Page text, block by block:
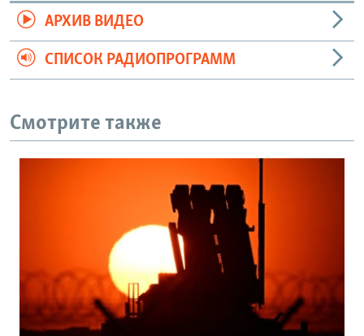
АРХИВ ВИДЕО
СПИСОК РАДИОПРОГРАММ
Смотрите также